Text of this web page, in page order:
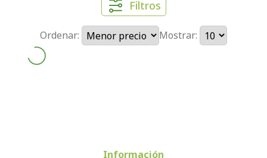
Filtros
Ordenar: Mostrar:
Información